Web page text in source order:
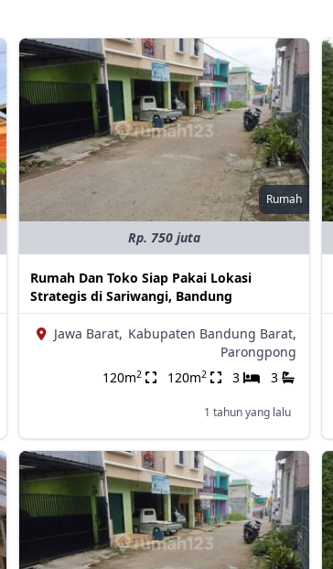
Rumah
Rp. 750 juta
Rumah Dan Toko Siap Pakai Lokasi
Strategis di Sariwangi, Bandung
Jawa Barat, Kabupaten Bandung Barat,
Parongpong
120m2 120m2 3 3
1 tahun yang lalu